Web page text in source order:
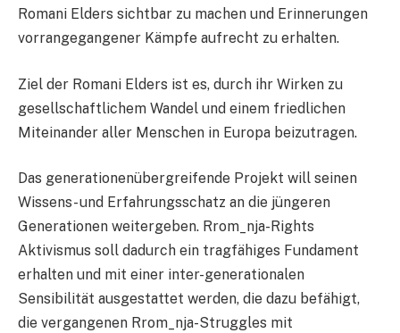
Romani Elders sichtbar zu machen und Erinnerungen
vorrangegangener Kämpfe aufrecht zu erhalten.
Ziel der Romani Elders ist es, durch ihr Wirken zu
gesellschaftlichem Wandel und einem friedlichen
Miteinander aller Menschen in Europa beizutragen.
Das generationenübergreifende Projekt will seinen
Wissens- und Erfahrungsschatz an die jüngeren
Generationen weitergeben. Rrom_nja-Rights
Aktivismus soll dadurch ein tragfähiges Fundament
erhalten und mit einer inter-generationalen
Sensibilität ausgestattet werden, die dazu befähigt,
die vergangenen Rrom_nja-Struggles mit